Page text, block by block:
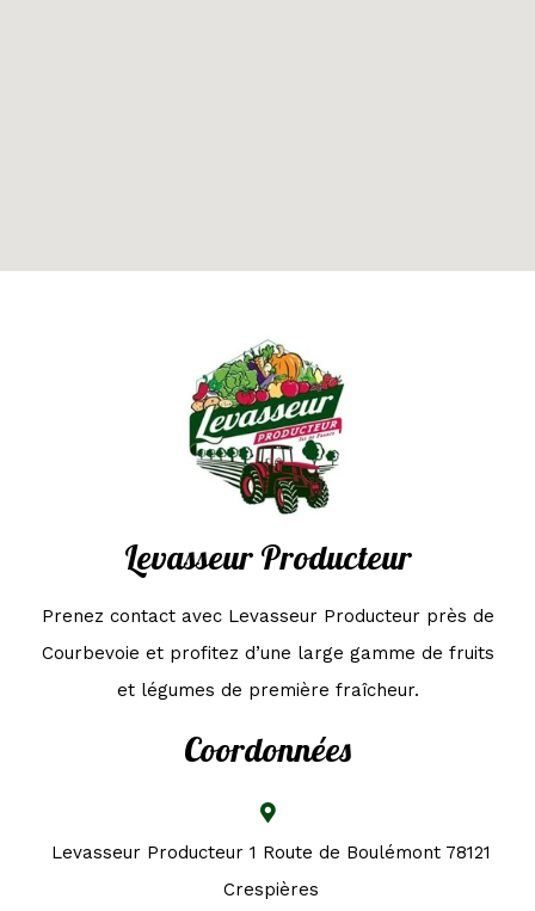
Levasseur Producteur
Prenez contact avec Levasseur Producteur près de
Courbevoie et profitez d’une large gamme de fruits
et légumes de première fraîcheur.
Coordonnées
Levasseur Producteur 1 Route de Boulémont 78121
Crespières